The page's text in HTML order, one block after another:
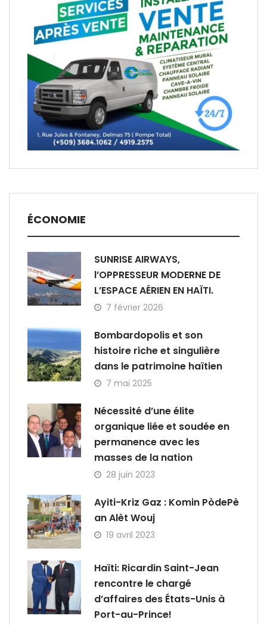
ÉCONOMIE
SUNRISE AIRWAYS,
l’OPPRESSEUR MODERNE DE
L’ESPACE AÉRIEN EN HAÏTI.
7 février 2026
Bombardopolis et son
histoire riche et singulière
dans le patrimoine haïtien
7 mai 2025
Nécessité d’une élite
organique liée et soudée en
permanence avec les
masses de la nation
28 juin 2023
Ayiti-Kriz Gaz : Komin PòdePè
an Alèt Wouj
19 avril 2023
Haïti: Ricardin Saint-Jean
rencontre le chargé
d’affaires des États-Unis à
Port-au-Prince!